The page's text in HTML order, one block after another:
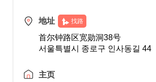
地址 找路
首尔钟路区宽勋洞38号
서울특별시 종로구 인사동길 44
主页